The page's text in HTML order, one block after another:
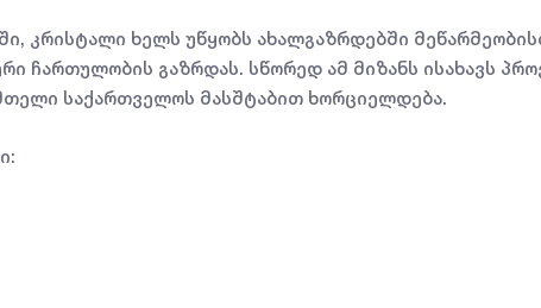
კრისტალი ხელს უწყობს ახალგაზრდებში
ჩართულობის გაზრდას. სწორედ ამ მიზანს ისახავს
საქართველოს მასშტაბით ხორციელდება.